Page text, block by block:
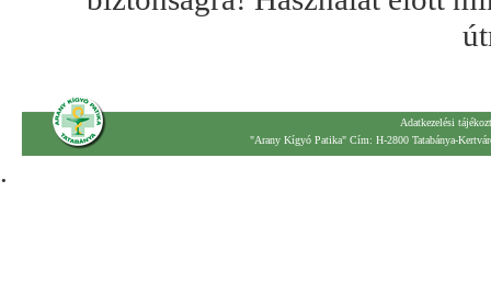
Adatkezelési
"Arany Kígyó Patika" Cím: H-2800 Tatabánya-
.